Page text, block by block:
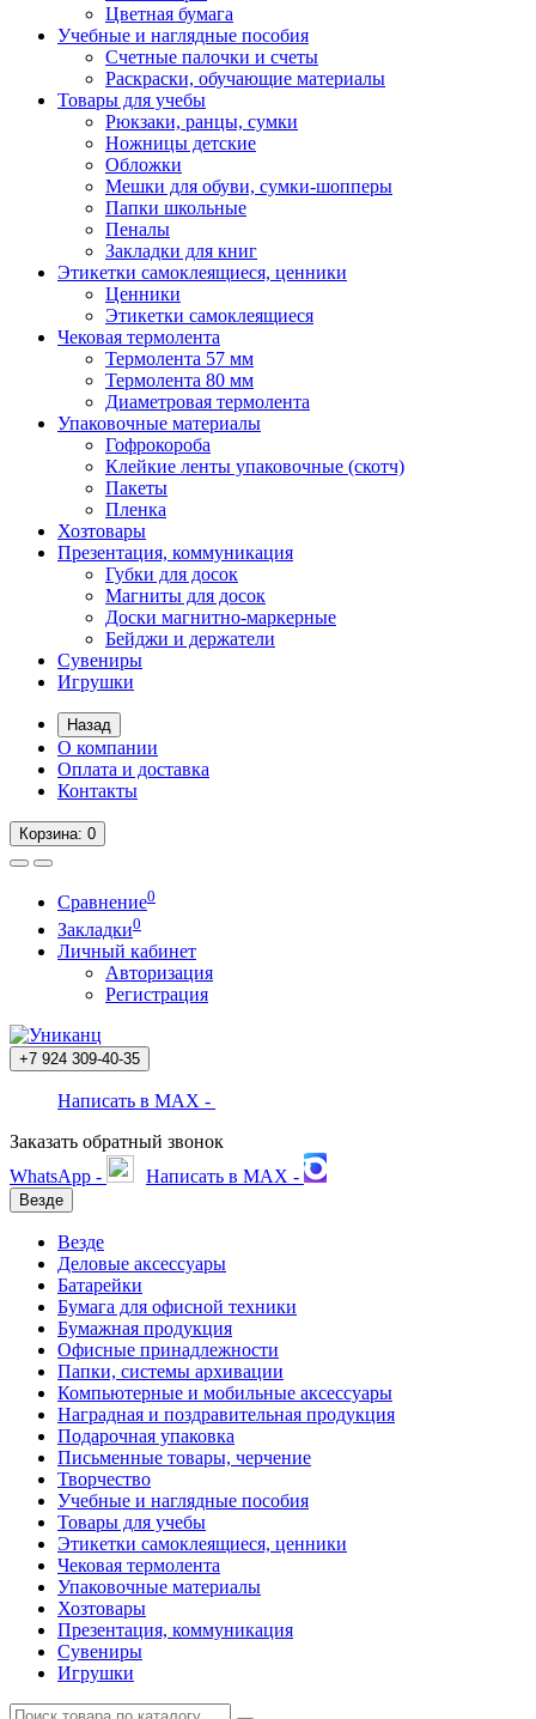
Цветная бумага
Учебные и наглядные пособия
Счетные палочки и счеты
Раскраски, обучающие материалы
Товары для учебы
Рюкзаки, ранцы, сумки
Ножницы детские
Обложки
Мешки для обуви, сумки-шопперы
Папки школьные
Пеналы
Закладки для книг
Этикетки самоклеящиеся, ценники
Ценники
Этикетки самоклеящиеся
Чековая термолента
Термолента 57 мм
Термолента 80 мм
Диаметровая термолента
Упаковочные материалы
Гофрокороба
Клейкие ленты упаковочные (скотч)
Пакеты
Пленка
Хозтовары
Презентация, коммуникация
Губки для досок
Магниты для досок
Доски магнитно-маркерные
Бейджи и держатели
Сувениры
Игрушки
Назад
О компании
Оплата и доставка
Контакты
Корзина: 0
Сравнение0
Закладки0
Личный кабинет
Авторизация
Регистрация
+7 924 309-40-35
Написать в MAX -
Заказать обратный звонок
WhatsApp -
Написать в MAX -
Везде
Везде
Деловые аксессуары
Батарейки
Бумага для офисной техники
Бумажная продукция
Офисные принадлежности
Папки, системы архивации
Компьютерные и мобильные аксессуары
Наградная и поздравительная продукция
Подарочная упаковка
Письменные товары, черчение
Творчество
Учебные и наглядные пособия
Товары для учебы
Этикетки самоклеящиеся, ценники
Чековая термолента
Упаковочные материалы
Хозтовары
Презентация, коммуникация
Сувениры
Игрушки